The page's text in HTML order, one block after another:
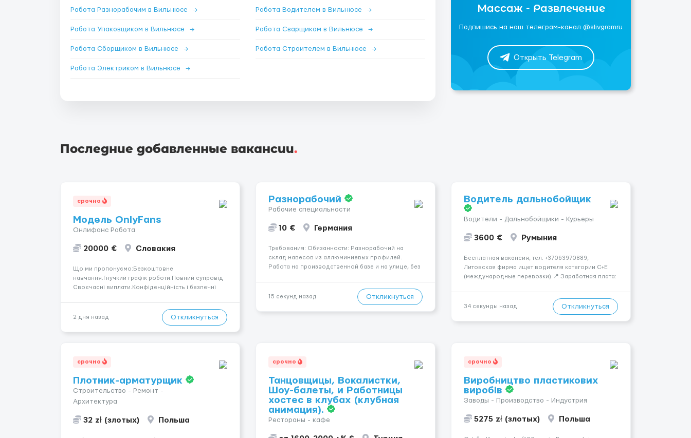
Работа Разнорабочим в Вильнюсе → Работа Водителем в Вильнюсе →
Работа Упаковщиком в Вильнюсе → Работа Сварщиком в Вильнюсе →
Работа Сборщиком в Вильнюсе → Работа Строителем в Вильнюсе →
Работа Электриком в Вильнюсе →
Массаж - Развлечение
Подпишись на наш телеграм-канал @slivgramru
Открыть Telegram
Последние добавленные вакансии.
срочно
Модель OnlyFans
Онлифанс Работа
20000 € Словакия
Що ми пропонуємо:Безкоштовне
навчання.Гнучкий графік роботи.Повний супровід
Своєчасні виплати.Конфіденційність і безпечні
розвиватися.Досвід не обов’язковий.Якщо вас
зацікавила вакансія — залишайте відгук, і ми
зв’яжемося ...
2 дня назад Откликнуться
Разнорабочий
Рабочие специальности
10 € Германия
Требования: Обязанности: Разнорабочий на
склад навесов из аллюминиевых профилей.
Работа на производственной базе и на улице, без
работы с инструментами. Для кого: Муж. до 40 лет
15 секунд назад Откликнуться
Водитель дальнобойщик
Водители - Дальнобойщики - Курьеры
3600 € Румыния
Бесплатная вакансия, тел. +37063970889,
Литовская фирма ищет водителя категории C+E
(международные перевозки) 📍 Заработная плата:
рефрижераторах. В среднем 400–500 км в день.
34 секунды назад Откликнуться
срочно
Плотник-арматурщик
Строительство - Ремонт -
Архитектура
32 zł (злотых) Польша
срочно
Танцовщицы, Вокалистки,
Шоу-балеты, и Работницы
хостес в клубах (клубная
анимация).
Рестораны - кафе
срочно
Виробництво пластикових
виробів
Заводы - Производство - Индустрия
5275 zł (злотых) Польша